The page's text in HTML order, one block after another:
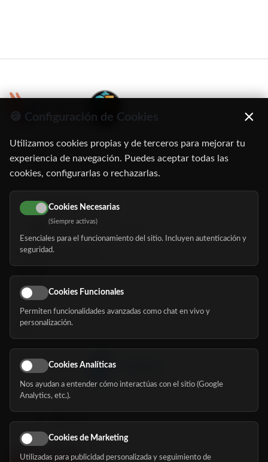
C/ Oruro, 11. 28016 Madrid
91 345 06 26
616 113 103
hola@mundomayor.com
Buscador de residencias
Eventos
Nosotros
Síguenos
🍪 Configuración de Cookies ×
Utilizamos cookies propias y de terceros para mejorar tu
experiencia de navegación. Puedes aceptar todas las
cookies, configurarlas o rechazarlas.
Cookies Necesarias
(Siempre activas)
Esenciales para el funcionamiento del sitio. Incluyen autenticación y
seguridad.
Cookies Funcionales
Permiten funcionalidades avanzadas como chat en vivo y
personalización.
Cookies Analíticas
Nos ayudan a entender cómo interactúas con el sitio (Google
Analytics, etc.).
Cookies de Marketing
Utilizadas para publicidad personalizada y seguimiento de